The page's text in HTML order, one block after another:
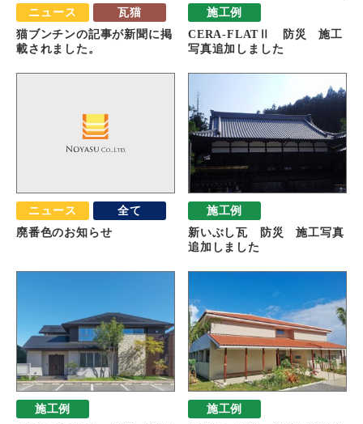
ニュース 瓦猫
猫ブンチンの記事が新聞に掲
載されました。
施工例
CERA-FLATⅡ 防災 施工
写真追加しました
ニュース 全て
廃番色のお知らせ
施工例
新いぶし瓦 防災 施工写真
追加しました
施工例 施工例